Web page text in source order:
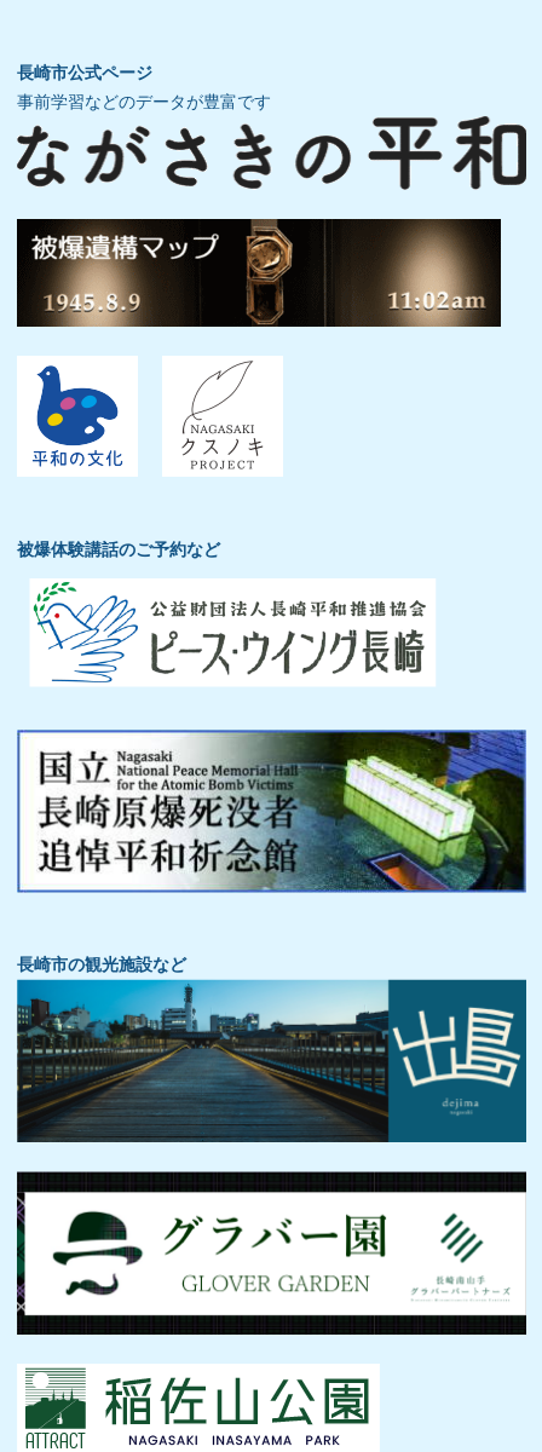
長崎市公式ページ
事前学習などのデータが豊富です
被爆体験講話のご予約など
長崎市の観光施設など